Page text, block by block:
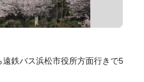
鉄バス浜松市役所方面行きで5